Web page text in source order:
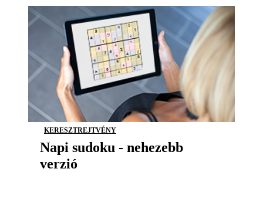
KERESZTREJTVÉNY
Napi sudoku - nehezebb
verzió